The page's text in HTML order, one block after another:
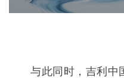
与此同时，吉利中